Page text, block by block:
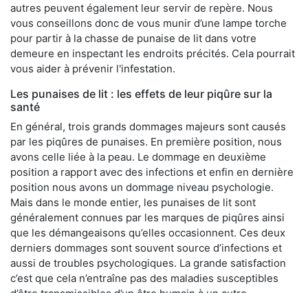
autres peuvent également leur servir de repère. Nous
vous conseillons donc de vous munir d’une lampe torche
pour partir à la chasse de punaise de lit dans votre
demeure en inspectant les endroits précités. Cela pourrait
vous aider à prévenir l'infestation.
Les punaises de lit : les effets de leur piqûre sur la
santé
En général, trois grands dommages majeurs sont causés
par les piqûres de punaises. En première position, nous
avons celle liée à la peau. Le dommage en deuxième
position a rapport avec des infections et enfin en dernière
position nous avons un dommage niveau psychologie.
Mais dans le monde entier, les punaises de lit sont
généralement connues par les marques de piqûres ainsi
que les démangeaisons qu’elles occasionnent. Ces deux
derniers dommages sont souvent source d’infections et
aussi de troubles psychologiques. La grande satisfaction
c’est que cela n’entraîne pas des maladies susceptibles